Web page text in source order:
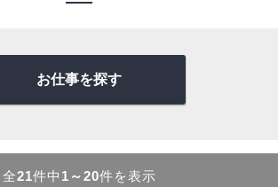
お仕事を探す
全21件中 1～20件を表示